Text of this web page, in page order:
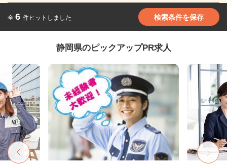
全 6 件ヒットしました 検索条件を保存
静岡県のピックアップPR求人